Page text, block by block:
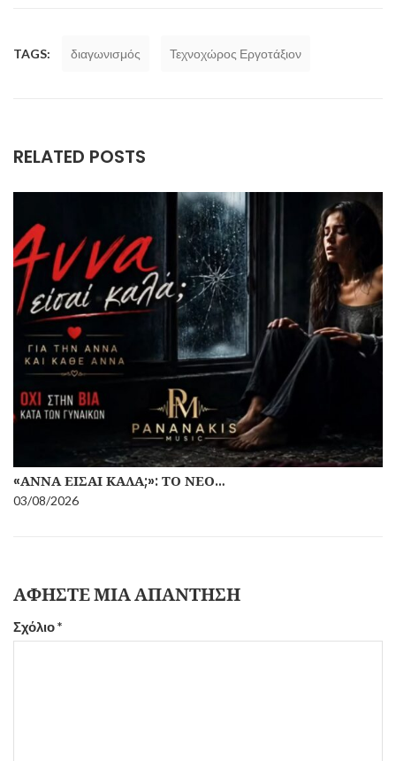
TAGS: διαγωνισμός Τεχνοχώρος Εργοτάξιον
RELATED POSTS
«ΆΝΝΑ ΕΊΣΑΙ ΚΑΛΆ;»: ΤΟ ΝΈΟ…
03/08/2026
ΑΦΉΣΤΕ ΜΙΑ ΑΠΆΝΤΗΣΗ
Σχόλιο*